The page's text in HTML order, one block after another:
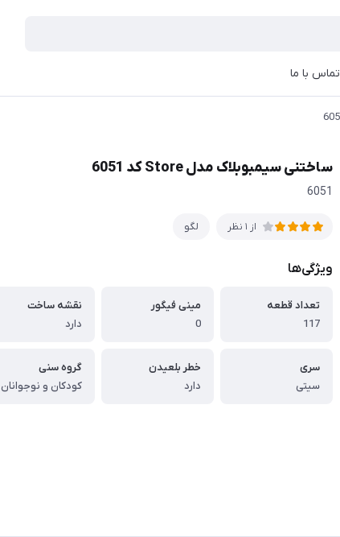
تماس با ما
ساختنی سیمبوبلاک مدل Store کد 6051
6051
از 1 نظر لگو
ویژگی‌ها
تعداد قطعه
117
مینی فیگور
0
نقشه ساخت
دارد
سری
سیتی
خطر بلعیدن
دارد
گروه سنی
کودکان و نوجوانان